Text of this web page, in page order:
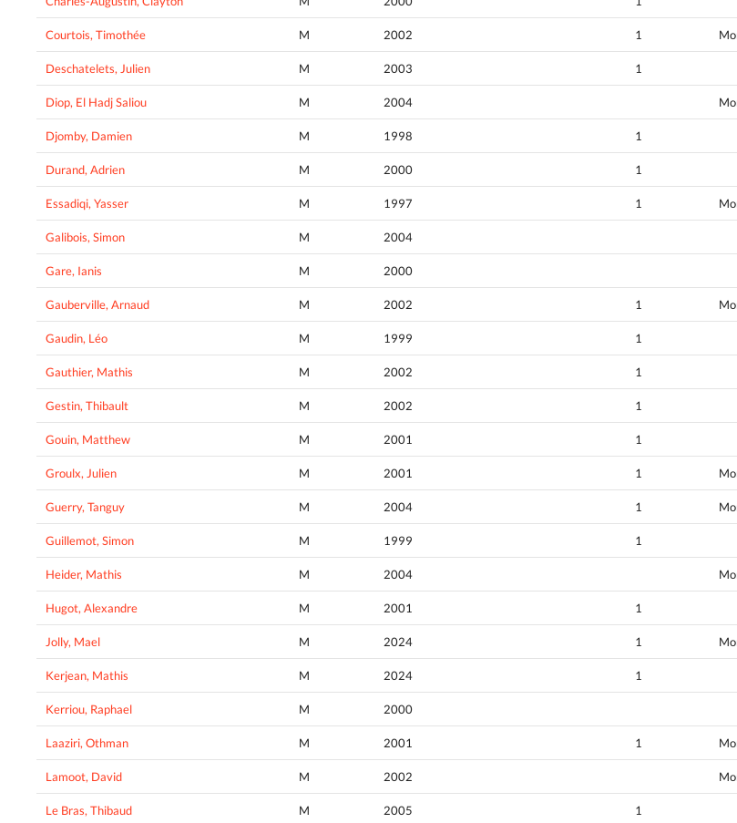
Courtois, Timothée M 2002 1
Deschatelets, Julien M 2003 1
Diop, El Hadj Saliou M 2004
Djomby, Damien M 1998 1
Durand, Adrien M 2000 1
Essadiqi, Yasser M 1997 1
Galibois, Simon M 2004
Gare, Ianis M 2000
Gauberville, Arnaud M 2002 1
Gaudin, Léo M 1999 1
Gauthier, Mathis M 2002 1
Gestin, Thibault M 2002 1
Gouin, Matthew M 2001 1
Groulx, Julien M 2001 1
Guerry, Tanguy M 2004 1
Guillemot, Simon M 1999 1
Heider, Mathis M 2004
Hugot, Alexandre M 2001 1
Jolly, Mael M 2024 1
Kerjean, Mathis M 2024 1
Kerriou, Raphael M 2000
Laaziri, Othman M 2001 1
Lamoot, David M 2002
Le Bras, Thibaud M 2005 1